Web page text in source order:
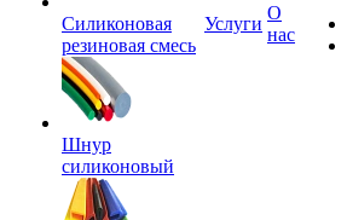
Силиконовая
резиновая смесь
Шнур
силиконовый
Услуги
О
нас